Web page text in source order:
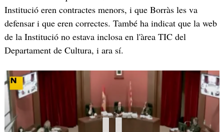
Institució eren contractes menors, i que Borràs les va
defensar i que eren correctes. També ha indicat que la web
de la Institució no estava inclosa en l'àrea TIC del
Departament de Cultura, i ara sí.